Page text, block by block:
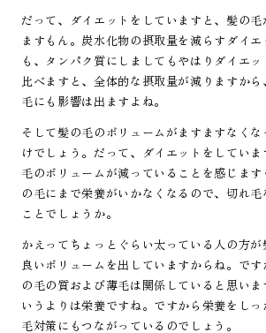
だって、ダイエットをしていますと、髪の毛
ますもん。炭水化物の摂取量を減らすダイ
も、タンパク質にしましてもやはりダイエ
比べますと、全体的な摂取量が減りますか
毛にも影響は出ますよね。
そして髪の毛のボリュームがますますなく
けでしょう。だって、ダイエットをしてい
毛のボリュームが減っていることを感じま
の毛にまで栄養がいかなくなるので、切れ毛
ことでしょうか。
かえってちょっとぐらい太っている人の方
良いボリュームを出していますからね。で
の毛の質および薄毛は関係していると思い
いうよりは栄養ですね。ですから栄養をし
毛対策にもつながっているのでしょう。